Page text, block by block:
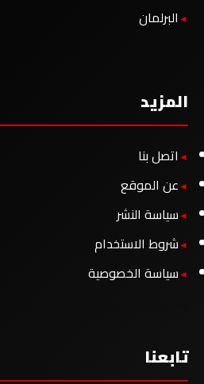
البرلمان
المزيد
اتصل بنا
عن الموقع
سياسة النشر
شروط الاستخدام
سياسة الخصوصية
تابعنا